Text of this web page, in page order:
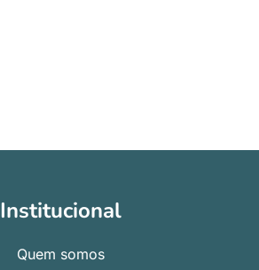
Institucional
Quem somos